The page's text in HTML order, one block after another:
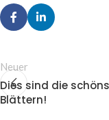
Neuer
Dies sind die
Blättern!